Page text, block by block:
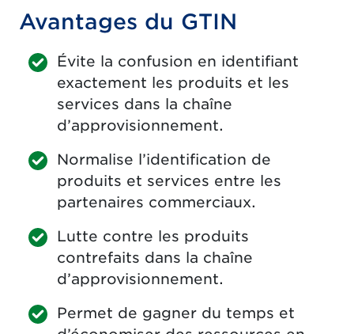
Avantages du GTIN
Évite la confusion en identifiant
exactement les produits et les
services dans la chaîne
d’approvisionnement.
Normalise l’identification de
produits et services entre les
partenaires commerciaux.
Lutte contre les produits
contrefaits dans la chaîne
d’approvisionnement.
Permet de gagner du temps et